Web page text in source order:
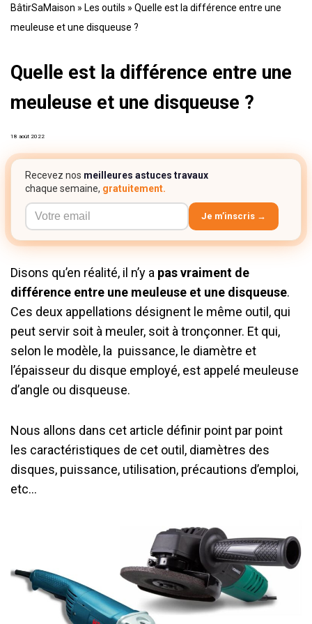
BâtirSaMaison » Les outils » Quelle est la différence entre une
meuleuse et une disqueuse ?
Quelle est la différence entre une
meuleuse et une disqueuse ?
18 août 2022
Recevez nos meilleures astuces travaux
chaque semaine, gratuitement.
Je m’inscris →
Disons qu’en réalité, il n’y a pas vraiment de
différence entre une meuleuse et une disqueuse.
Ces deux appellations désignent le même outil, qui
peut servir soit à meuler, soit à tronçonner. Et qui,
selon le modèle, la puissance, le diamètre et
l’épaisseur du disque employé, est appelé meuleuse
d’angle ou disqueuse.
Nous allons dans cet article définir point par point
les caractéristiques de cet outil, diamètres des
disques, puissance, utilisation, précautions d’emploi,
etc…